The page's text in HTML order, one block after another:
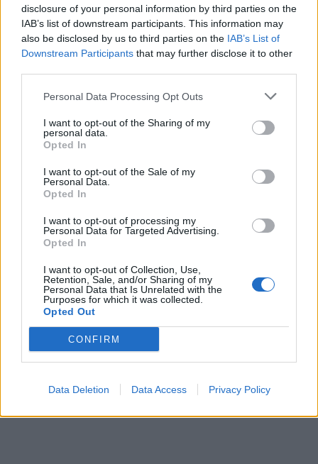
disclosure of your personal information by third parties on the
IAB’s list of downstream participants. This information may
also be disclosed by us to third parties on the IAB’s List of
Downstream Participants that may further disclose it to other
Personal Data Processing Opt Outs
I want to opt-out of the Sharing of my
personal data.
Opted In
I want to opt-out of the Sale of my
Personal Data.
Opted In
I want to opt-out of processing my
Personal Data for Targeted Advertising.
Opted In
I want to opt-out of Collection, Use,
Retention, Sale, and/or Sharing of my
Personal Data that Is Unrelated with the
Purposes for which it was collected.
Opted Out
CONFIRM
Data Deletion Data Access Privacy Policy
Laisvalaikis
Romantiškiausia vasaros
kelionė Klaipėdoje –
autobusu(1)
Laisvalaikis
Suktas galvosūkis:
Laisvalaikis
Rugpjūčio 5-osios liaudies
išmintis: ko mūsų senoliai
vengdavo ir kokius orus
pranašavo gamta
Laisvalaikis
pusiausvyros? Lazdos
tikrąjį jūsų būdą